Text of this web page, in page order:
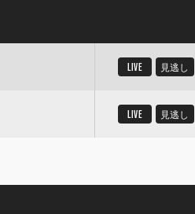
LIVE 見逃し
LIVE 見逃し